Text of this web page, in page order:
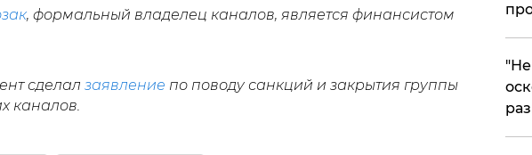
, формальный владелец каналов, является финансистом
сделал заявление по поводу санкций и закрытия группы
каналов.